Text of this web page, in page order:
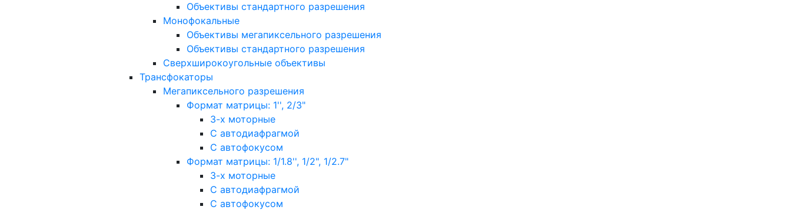
Объективы стандартного разрешения
Монофокальные
Объективы мегапиксельного разрешения
Объективы стандартного разрешения
Сверхширокоугольные объективы
Трансфокаторы
Мегапиксельного разрешения
Формат матрицы: 1'', 2/3"
3-х моторные
С автодиафрагмой
С автофокусом
Формат матрицы: 1/1.8'', 1/2", 1/2.7"
3-х моторные
С автодиафрагмой
С автофокусом